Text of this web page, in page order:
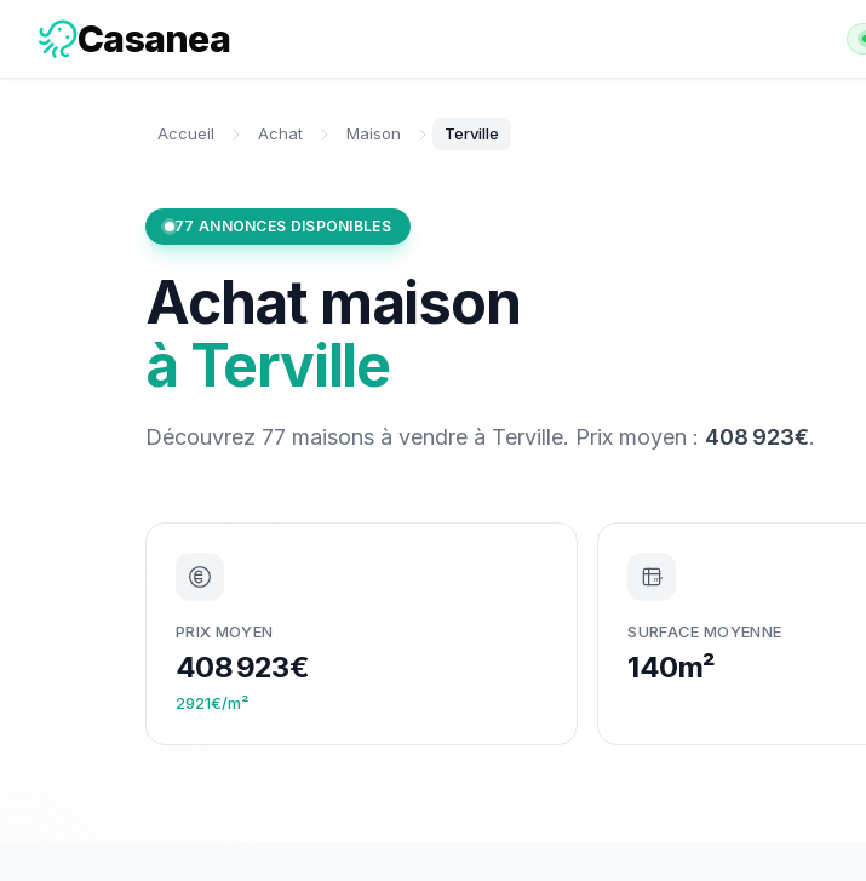
Casanea
Accueil Achat Maison Terville
77 ANNONCES DISPONIBLES
Achat maison
à Terville
Découvrez 77 maisons à vendre à Terville. Prix moyen : 408 923€.
PRIX MOYEN
408 923€
2921€/m²
m²
SURFACE MOYENNE
140m²